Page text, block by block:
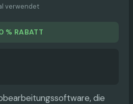
verwendet
% RABATT
die